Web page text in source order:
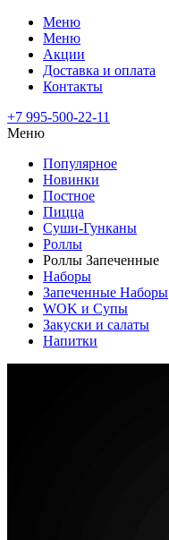
Меню
Меню
Акции
Доставка и оплата
Контакты
+7 995-500-22-11
Меню
Популярное
Новинки
Постное
Пицца
Суши-Гунканы
Роллы
Роллы Запеченные
Наборы
Запеченные Наборы
WOK и Супы
Закуски и салаты
Напитки